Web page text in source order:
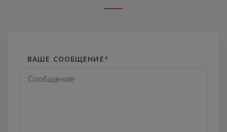
ВАШЕ СООБЩЕНИЕ*